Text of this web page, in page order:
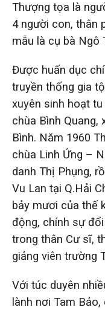
Thượng tọa là
4 người con, thân
mẫu là cụ bà Ngô
Được huấn dục
truyền thống gia
xuyên sinh hoạt
chùa Bình Quang,
Bình. Năm 1960
chùa Linh Ứng –
danh Thị Phụng,
Vu Lan tại Q.Hải
bảy mươi của thế
động, chính sự
trong thân Cư sĩ,
giảng viên trường
Với túc duyên
lành nơi Tam